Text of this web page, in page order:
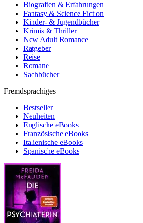
Biografien & Erfahrungen
Fantasy & Science Fiction
Kinder- & Jugendbücher
Krimis & Thriller
New Adult Romance
Ratgeber
Reise
Romane
Sachbücher
Fremdsprachiges
Bestseller
Neuheiten
Englische eBooks
Französische eBooks
Italienische eBooks
Spanische eBooks